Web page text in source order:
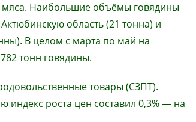
мяса. Наибольшие объёмы говядины
область (21 тонна) и
В целом с марта по май на
тонн говядины.
товары (СЗПТ).
роста цен составил 0,3% — на